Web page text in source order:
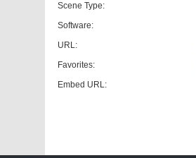
Scene Type:
Software:
URL:
Favorites:
Embed URL: